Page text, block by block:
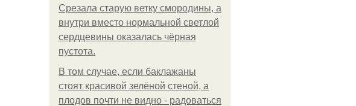
Срезала старую ветку смородины, а
внутри вместо нормальной светлой
сердцевины оказалась чёрная
пустота.
В том случае, если баклажаны
стоят красивой зелёной стеной, а
плодов почти не видно - радоваться